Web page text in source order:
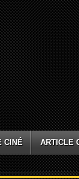
CINÉ ARTICLE